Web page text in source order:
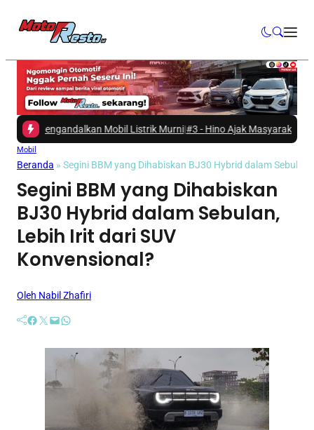
Mobil Listrik Murni|#3 -Hino Ajak Masyarakat Menjaga
Mobil
Beranda » Segini BBM yang Dihabiskan BJ30 Hybrid dalam
Segini BBM yang Dihabiskan
BJ30 Hybrid dalam Sebulan,
Lebih Irit dari SUV
Konvensional?
Oleh Nabil Zhafiri
Facebook Twitter Mail WhatsApp